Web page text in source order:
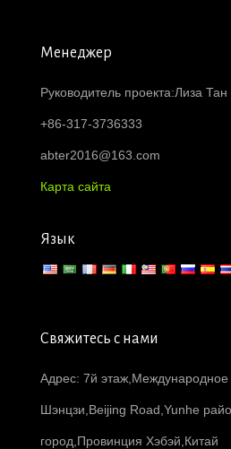
Менеджер
Руководитель проекта:Лиза Тан
+86-317-3736333
abter2016@163.com
Карта сайта
Язык
Свяжитесь с нами
Адрес: 7й этаж,Международное
Шэнцзи,Beijing Road,Yunhe
город,Провинция Хэбэй,Китай